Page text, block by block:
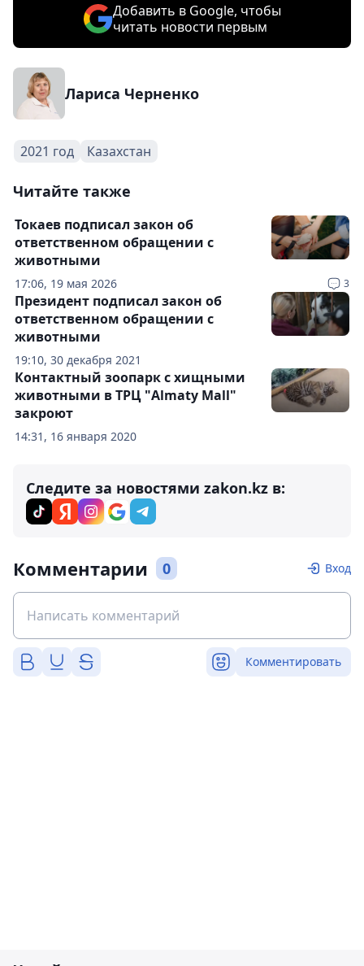
Добавить в Google, чтобы
читать новости первым
Лариса Черненко
2021 год Казахстан
Читайте также
17:06, 19 мая 2026 3
Токаев подписал закон об
ответственном обращении с
животными
19:10, 30 декабря 2021
Президент подписал закон об
ответственном обращении с
животными
14:31, 16 января 2020
Контактный зоопарк с хищными
животными в ТРЦ "Almaty Mall"
закроют
Следите за новостями zakon.kz в:
Комментарии 0 Вход
Комментировать